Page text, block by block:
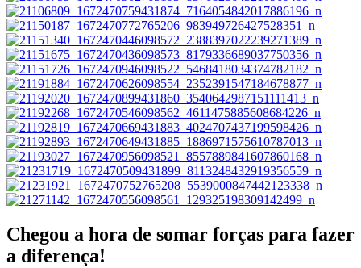
Chegou a hora de somar forças para fazer
a diferença!